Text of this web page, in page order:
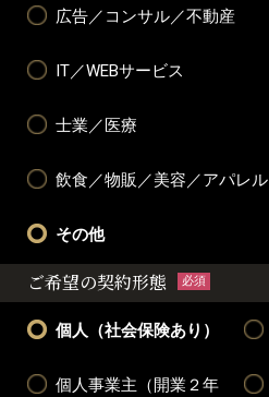
広告／コンサル／不動産
IT／WEBサービス
士業／医療
飲食／物販／美容／アパレル
その他
ご希望の契約形態 必須
個人（社会保険あり）
個人事業主（開業２年